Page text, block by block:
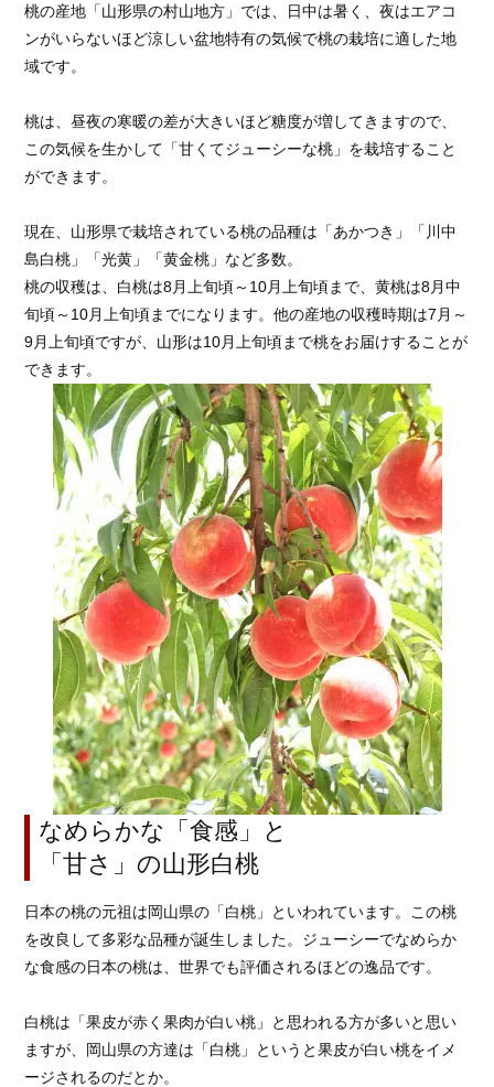
桃の産地「山形県の村山地方」では、日中は暑く、夜はエアコ
ンがいらないほど涼しい盆地特有の気候で桃の栽培に適した地
域です。
桃は、昼夜の寒暖の差が大きいほど糖度が増してきますので、
この気候を生かして「甘くてジューシーな桃」を栽培すること
ができます。
現在、山形県で栽培されている桃の品種は「あかつき」「川中
島白桃」「光黄」「黄金桃」など多数。
桃の収穫は、白桃は8月上旬頃～10月上旬頃まで、黄桃は8月中
旬頃～10月上旬頃までになります。他の産地の収穫時期は7月～
9月上旬頃ですが、山形は10月上旬頃まで桃をお届けすることが
できます。
なめらかな「食感」と
「甘さ」の山形白桃
日本の桃の元祖は岡山県の「白桃」といわれています。この桃
を改良して多彩な品種が誕生しました。ジューシーでなめらか
な食感の日本の桃は、世界でも評価されるほどの逸品です。
白桃は「果皮が赤く果肉が白い桃」と思われる方が多いと思い
ますが、岡山県の方達は「白桃」というと果皮が白い桃をイメ
ージされるのだとか。